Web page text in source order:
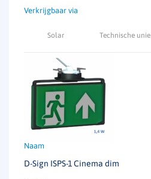
Solar Technische unie
D-Sign ISPS-1 Cinema dim